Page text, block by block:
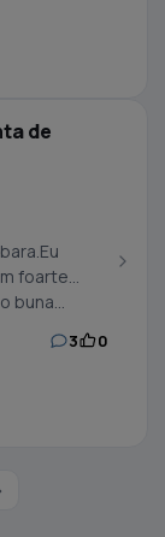
de
foarte
obosita .Am observat ca tramadolul imi da o buna...
3 0